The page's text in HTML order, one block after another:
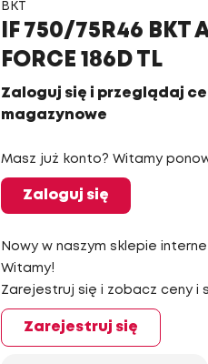
BKT
IF 750/75R46 BKT
FORCE 186D TL
Zaloguj się i przeglądaj
magazynowe
Masz już konto? Witamy
Zaloguj się
Nowy w naszym sklepie
Witamy!
Zarejestruj się i zobacz ceny i
Zarejestruj się